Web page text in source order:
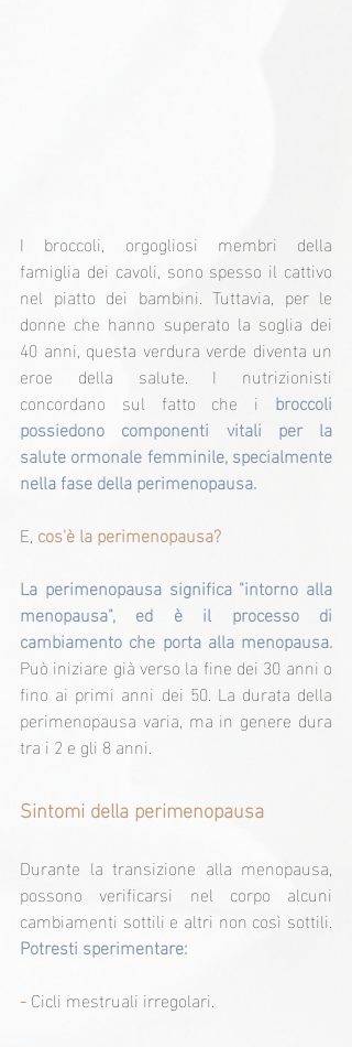
I broccoli, orgogliosi membri della
famiglia dei cavoli, sono spesso il cattivo
nel piatto dei bambini. Tuttavia, per le
donne che hanno superato la soglia dei
40 anni, questa verdura verde diventa un
eroe della salute. I nutrizionisti
concordano sul fatto che i broccoli
possiedono componenti vitali per la
salute ormonale femminile, specialmente
nella fase della perimenopausa.
E, cos'è la perimenopausa?
La perimenopausa significa "intorno alla
menopausa", ed è il processo di
cambiamento che porta alla menopausa.
Può iniziare già verso la fine dei 30 anni o
fino ai primi anni dei 50. La durata della
perimenopausa varia, ma in genere dura
tra i 2 e gli 8 anni.
Sintomi della perimenopausa
Durante la transizione alla menopausa,
possono verificarsi nel corpo alcuni
Potresti sperimentare:
-Cicli mestruali irregolari.